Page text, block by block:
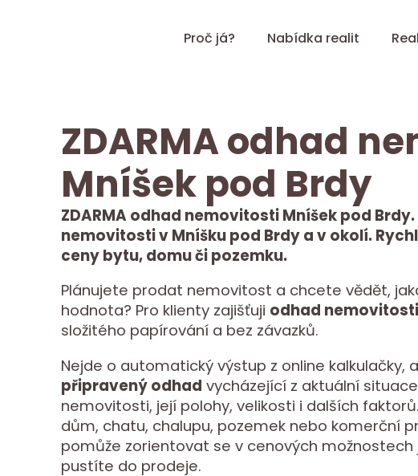
Proč já? Nabídka realit
ZDARMA odhad
Mníšek pod Brdy
ZDARMA odhad nemovitosti Mníšek pod Brdy.
nemovitosti v Mníšku pod Brdy a v okolí.
ceny bytu, domu či pozemku.
Plánujete prodat nemovitost a chcete vědět,
hodnota? Pro klienty zajišťuji odhad
složitého papírování a bez závazků.
Nejde o automatický výstup z online kalkulačky,
připravený odhad vycházející z aktuální
nemovitosti, její polohy, velikosti i dalších
dům, chatu, chalupu, pozemek nebo komerční
pomůže zorientovat se v cenových možnostech
pustíte do prodeje.